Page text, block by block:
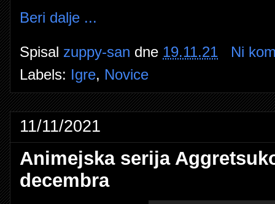
Beri dalje ...
Spisal zuppy-san dne 19.11.21
Ni
Labels: Igre, Novice
11/11/2021
Animejska serija
decembra